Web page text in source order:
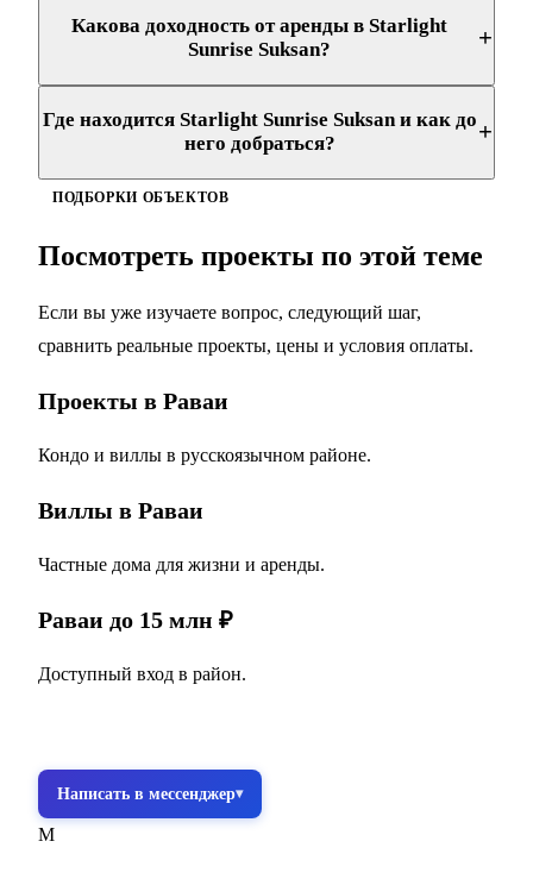
Какова доходность от аренды в Starlight
Sunrise Suksan?
+
Где находится Starlight Sunrise Suksan и как до
него добраться?
+
ПОДБОРКИ ОБЪЕКТОВ
Посмотреть проекты по этой теме
Если вы уже изучаете вопрос, следующий шаг,
сравнить реальные проекты, цены и условия оплаты.
Проекты в Раваи
Кондо и виллы в русскоязычном районе.
Виллы в Раваи
Частные дома для жизни и аренды.
Раваи до 15 млн ₽
Доступный вход в район.
Написать в мессенджер
M